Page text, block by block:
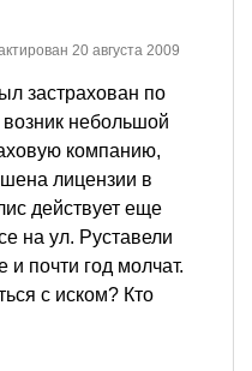
20 августа 2009
застрахован по
небольшой
компанию,
лицензии в
действует еще
на ул. Руставели
почти год молчат.
с иском? Кто